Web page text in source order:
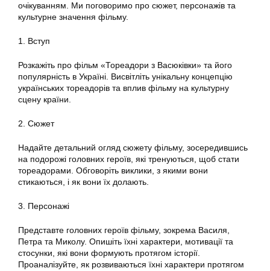
очікуванням. Ми поговоримо про сюжет, персонажів та
культурне значення фільму.
1. Вступ
Розкажіть про фільм «Тореадори з Васюківки» та його
популярність в Україні. Висвітліть унікальну концепцію
українських тореадорів та вплив фільму на культурну
сцену країни.
2. Сюжет
Надайте детальний огляд сюжету фільму, зосередившись
на подорожі головних героїв, які тренуються, щоб стати
тореадорами. Обговоріть виклики, з якими вони
стикаються, і як вони їх долають.
3. Персонажі
Представте головних героїв фільму, зокрема Василя,
Петра та Миколу. Опишіть їхні характери, мотивації та
стосунки, які вони формують протягом історії.
Проаналізуйте, як розвиваються їхні характери протягом